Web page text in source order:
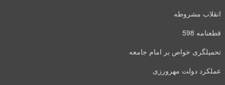
انقلاب مشروطه
قطعنامه 598
تحمیلگری خواص بر امام جامعه
عملکرد دولت مهرورزی